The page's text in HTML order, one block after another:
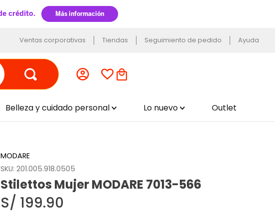
Ventas corporativas Tiendas Seguimiento de pedido Ayuda
Belleza y cuidado personal Lo nuevo Outlet
MODARE
SKU: 201.005.918.0505
Stilettos Mujer MODARE 7013-566
S/ 199.90